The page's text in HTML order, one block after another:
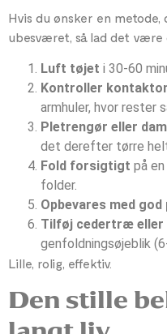
Hvis du ønsker en metode,
ubesværet, så lad det være
Luft tøjet i 30-60
Kontroller
armhuler, hvor rester
Pletrengør eller
det derefter tørre
Fold forsigtigt på
folder.
Opbevares med god
Tilføj cedertræ eller
genfoldningsøjeblik
Lille, rolig, effektiv.
Den stille